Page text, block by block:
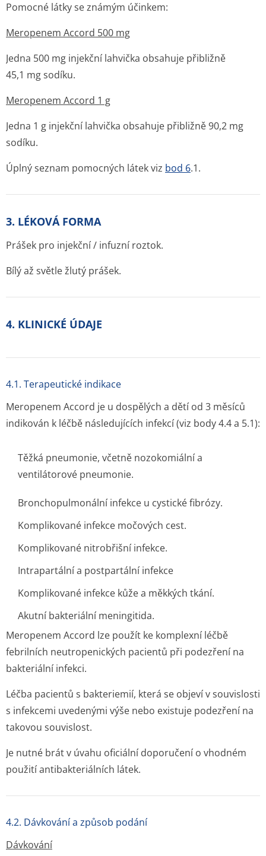
Pomocné látky se známým účinkem:
Meropenem Accord 500 mg
Jedna 500 mg injekční lahvička obsahuje přibližně
45,1 mg sodíku.
Meropenem Accord 1 g
Jedna 1 g injekční lahvička obsahuje přibližně 90,2 mg
sodíku.
Úplný seznam pomocných látek viz bod 6.1.
3. LÉKOVÁ FORMA
Prášek pro injekční / infuzní roztok.
Bílý až světle žlutý prášek.
4. KLINICKÉ ÚDAJE
4.1. Terapeutické indikace
Meropenem Accord je u dospělých a dětí od 3 měsíců
indikován k léčbě následujících infekcí (viz body 4.4 a 5.1):
Těžká pneumonie, včetně nozokomiální a
ventilátorové pneumonie.
Bronchopulmonální infekce u cystické fibrózy.
Komplikované infekce močových cest.
Komplikované nitrobřišní infekce.
Intrapartální a postpartální infekce
Komplikované infekce kůže a měkkých tkání.
Akutní bakteriální meningitida.
Meropenem Accord lze použít ke komplexní léčbě
febrilních neutropenických pacientů při podezření na
bakteriální infekci.
Léčba pacientů s bakteriemií, která se objeví v souvislosti
s infekcemi uvedenými výše nebo existuje podezření na
takovou souvislost.
Je nutné brát v úvahu oficiální doporučení o vhodném
použití antibakteriál­ních látek.
4.2. Dávkování a způsob podání
Dávkování